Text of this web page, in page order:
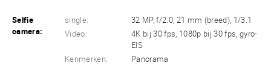
Selfie
camera:
single:
32 MP, f/2.0, 21 mm (breed), 1/3.1
Video:
4K bij 30 fps, 1080p bij 30 fps, gyro-
EIS
Kenmerken:
Panorama